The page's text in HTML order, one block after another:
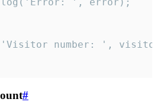
number: ',
#